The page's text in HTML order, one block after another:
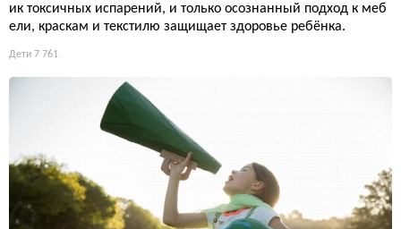
ик токсичных испарений, и только осознанный подход к меб
ели, краскам и текстилю защищает здоровье ребёнка.
Дети 7 761